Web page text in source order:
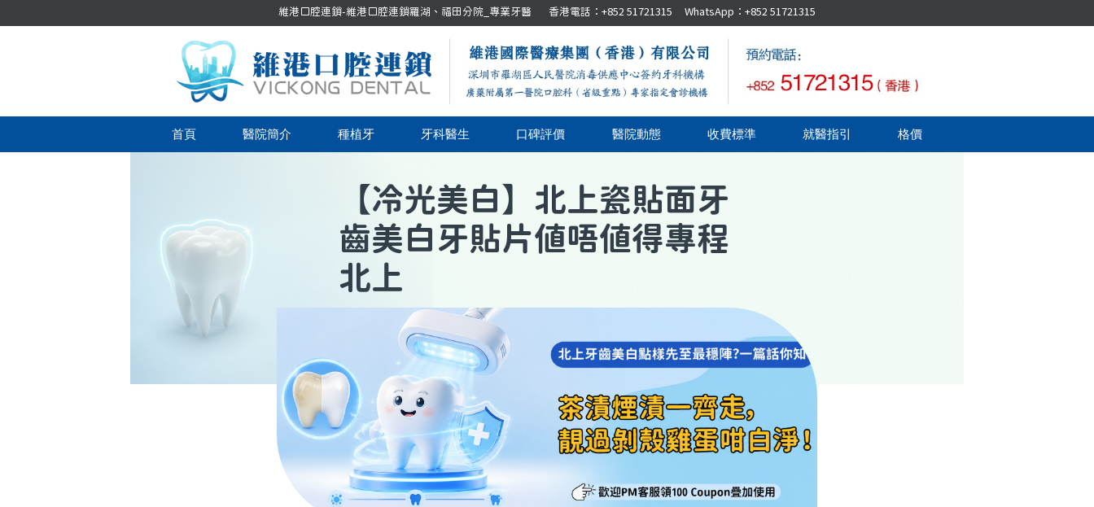
維港口腔連鎖-維港口腔連鎖羅湖、福田分院_專業牙醫 香港電話：+852 51721315 WhatsApp：+852 51721315
首頁 醫院簡介 種植牙 牙科醫生 口碑評價 醫院動態 收費標準 就醫指引 格價
【冷光美白】 北上瓷貼面牙
齒美白牙貼片值唔值得專程
北上